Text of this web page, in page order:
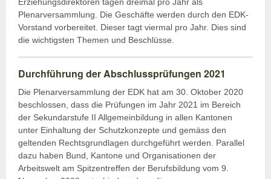
Plenarversammlung. Die Geschäfte werden durch den EDK-
Vorstand vorbereitet. Dieser tagt viermal pro Jahr. Dies sind
die wichtigsten Themen und Beschlüsse.
Durchführung der Abschlussprüfungen 2021
Die Plenarversammlung der EDK hat am 30. Oktober 2020
beschlossen, dass die Prüfungen im Jahr 2021 im Bereich
der Sekundarstufe II Allgemeinbildung in allen Kantonen
unter Einhaltung der Schutzkonzepte und gemäss den
geltenden Rechtsgrundlagen durchgeführt werden. Parallel
dazu haben Bund, Kantone und Organisationen der
Arbeitswelt am Spitzentreffen der Berufsbildung vom 9.